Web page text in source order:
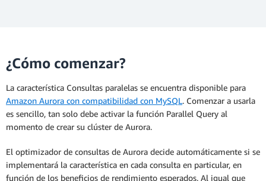
¿Cómo comenzar?
La característica Consultas paralelas se encuentra disponible para
Amazon Aurora con compatibilidad con MySQL. Comenzar a usarla
es sencillo, tan solo debe activar la función Parallel Query al
momento de crear su clúster de Aurora.
El optimizador de consultas de Aurora decide automáticamente si se
implementará la característica en cada consulta en particular, en
función de los beneficios de rendimiento esperados. Al igual que